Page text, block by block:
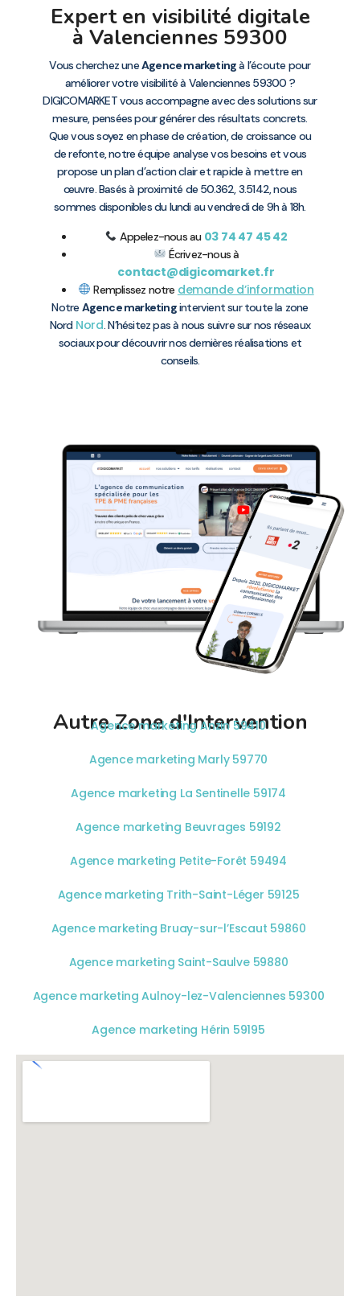
Expert en visibilité digitale
à Valenciennes 59300
Vous cherchez uneAgence marketingà l’écoute pour
améliorer votre visibilité à Valenciennes 59300 ?
DIGICOMARKET vous accompagne avec des solutions sur
mesure, pensées pour générer des résultats concrets.
Que vous soyez en phase de création, de croissance ou
de refonte, notre équipe analyse vos besoins et vous
propose un plan d’action clair et rapide à mettre en
œuvre. Basés à proximité de 50.362, 3.5142, nous
sommes disponibles du lundi au vendredi de 9h à 18h.
Appelez-nous au 03 74 47 45 42
Écrivez-nous à
contact@digicomarket.fr
Remplissez notre demande d’information
Notre Agence marketingintervient sur toute la zone
Nord Nord. N’hésitez pas à nous suivre sur nos réseaux
sociaux pour découvrir nos dernières réalisations et
conseils.
Autre Zone d'Intervention
Agence marketing Anzin 59410
Agence marketing Marly 59770
Agence marketing La Sentinelle 59174
Agence marketing Beuvrages 59192
Agence marketing Petite-Forêt 59494
Agence marketing Trith-Saint-Léger 59125
Agence marketing Bruay-sur-l’Escaut 59860
Agence marketing Saint-Saulve 59880
Agence marketing Aulnoy-lez-Valenciennes 59300
Agence marketing Hérin 59195